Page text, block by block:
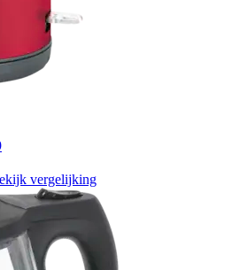
vergelijking